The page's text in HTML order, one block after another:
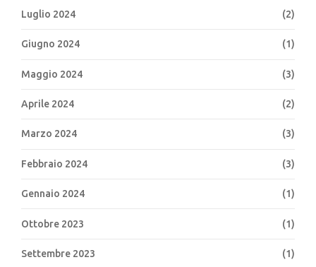
Luglio 2024 (2)
Giugno 2024 (1)
Maggio 2024 (3)
Aprile 2024 (2)
Marzo 2024 (3)
Febbraio 2024 (3)
Gennaio 2024 (1)
Ottobre 2023 (1)
Settembre 2023 (1)